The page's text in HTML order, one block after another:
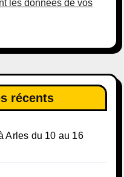
les données de vos
récents
Arles du 10 au 16